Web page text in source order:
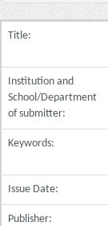
Title:
Institution and
School/Department
of submitter:
Keywords:
Issue Date:
Publisher: